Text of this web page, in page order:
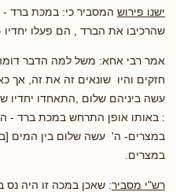
ישנו פירוש המסביר כי: במכת ברד -
שהרכיבו את הברד , הם פעלו יחדיו
אמר רבי אחא: משל למה הדבר
חזקים והיו שונאים זה את זה,
עשה ביניהם שלום ,התאחדו יחדיו
: באותו אופן התרחש במכת ברד -
במצרים- ה' עשה שלום בין המים
במצרים.
רש"י מסביר: שאכן במכה זו היה נס